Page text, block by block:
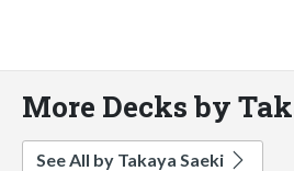
More Decks by
See All by Takaya Saeki